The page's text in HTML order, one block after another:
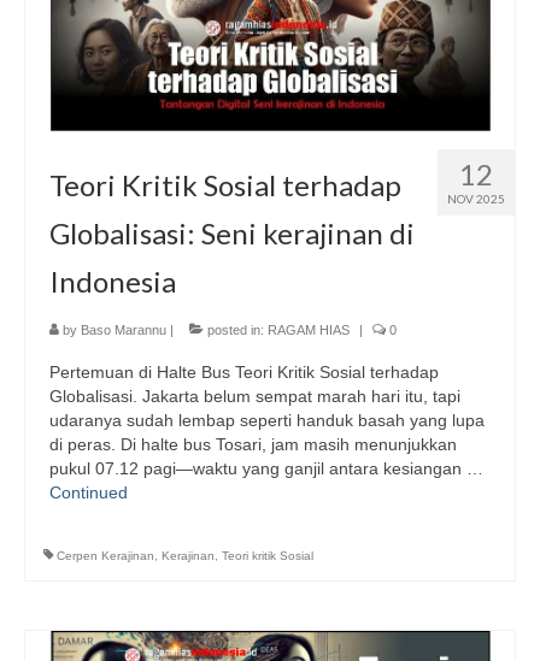
12
NOV 2025
Teori Kritik Sosial terhadap
Globalisasi: Seni kerajinan di
Indonesia
by Baso Marannu | posted in: RAGAM HIAS | 0
Pertemuan di Halte Bus Teori Kritik Sosial terhadap
Globalisasi. Jakarta belum sempat marah hari itu, tapi
udaranya sudah lembap seperti handuk basah yang lupa
di peras. Di halte bus Tosari, jam masih menunjukkan
pukul 07.12 pagi—waktu yang ganjil antara kesiangan …
Continued
Cerpen Kerajinan Kerajinan Teori kritik Sosial